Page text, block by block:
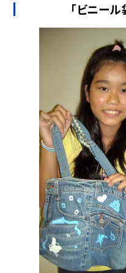
「ビニール